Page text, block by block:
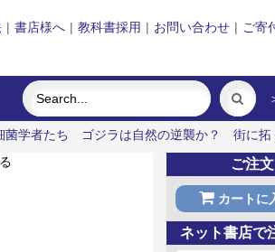
| 書店様へ | 教科書採用 | お問い合わせ | ご寄
菌学者たち ゴジラは自然の逆襲か？ 街に拓
ご注文
カートに
ネット書店で